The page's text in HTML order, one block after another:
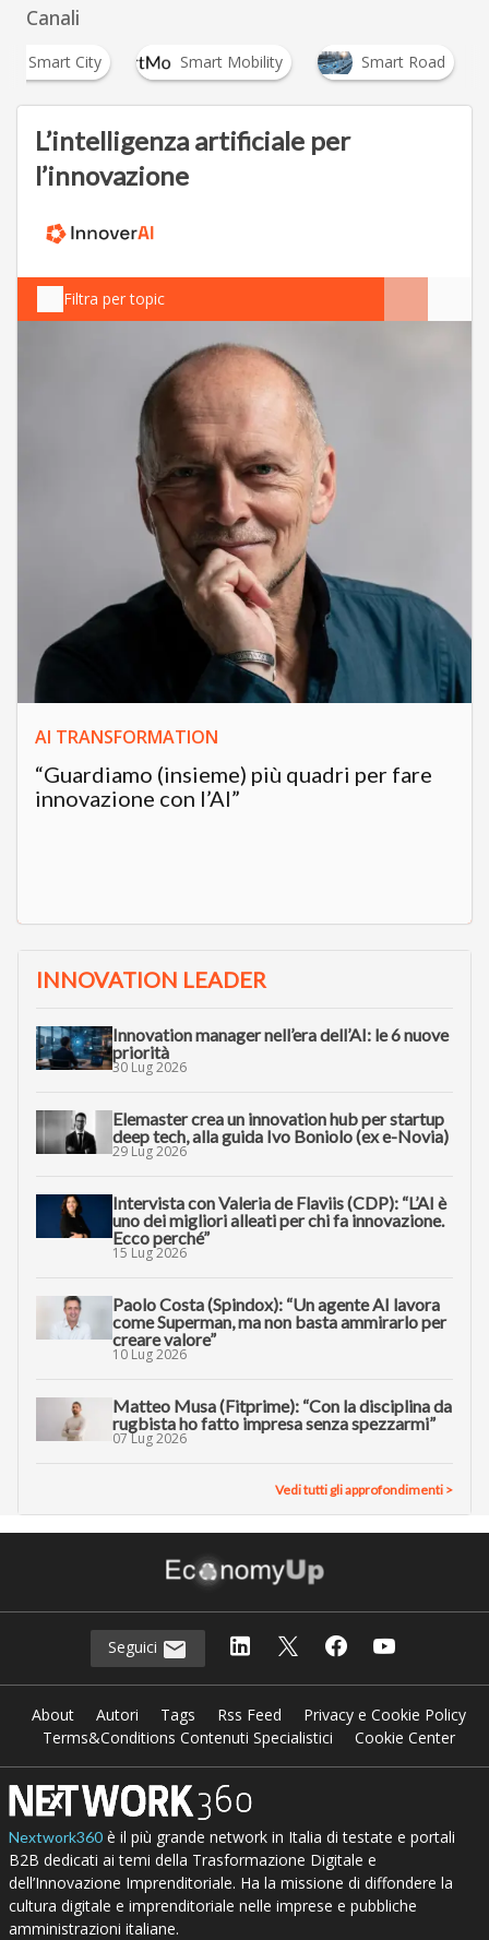
Canali
Smart City Smart Mobility Smart Road
L’intelligenza artificiale per
l’innovazione
Filtra per topic
AI TRANSFORMATION
“Guardiamo (insieme) più quadri per fare
innovazione con l’AI”
INNOVATION LEADER
Innovation manager nell’era dell’AI: le 6 nuove
priorità
30 Lug 2026
Elemaster crea un innovation hub per startup
deep tech, alla guida Ivo Boniolo (ex e-Novia)
29 Lug 2026
Intervista con Valeria de Flaviis (CDP): “L’AI è
uno dei migliori alleati per chi fa innovazione.
Ecco perché”
15 Lug 2026
Paolo Costa (Spindox): “Un agente AI lavora
come Superman, ma non basta ammirarlo per
creare valore”
10 Lug 2026
Matteo Musa (Fitprime): “Con la disciplina da
rugbista ho fatto impresa senza spezzarmi”
07 Lug 2026
Vedi tutti gli approfondimenti >
Seguici
About Autori Tags Rss Feed
Privacy e Cookie Policy
Terms&Conditions Contenuti Specialistici
Cookie Center
Nextwork360è il più grande network in Italia di testate e portali
B2B dedicati ai temi della Trasformazione Digitale e
dell’Innovazione Imprenditoriale. Ha la missione di diffondere la
cultura digitale e imprenditoriale nelle imprese e pubbliche
amministrazioni italiane.